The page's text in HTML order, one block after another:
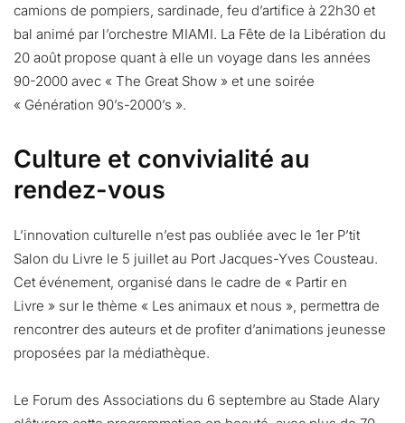
camions de pompiers, sardinade, feu d’artifice à 22h30 et
bal animé par l’orchestre MIAMI. La Fête de la Libération du
20 août propose quant à elle un voyage dans les années
90-2000 avec « The Great Show » et une soirée
« Génération 90’s-2000’s ».
Culture et convivialité au
rendez-vous
L’innovation culturelle n’est pas oubliée avec le 1er P’tit
Salon du Livre le 5 juillet au Port Jacques-Yves Cousteau.
Cet événement, organisé dans le cadre de « Partir en
Livre » sur le thème « Les animaux et nous », permettra de
rencontrer des auteurs et de profiter d’animations jeunesse
proposées par la médiathèque.
Le Forum des Associations du 6 septembre au Stade Alary